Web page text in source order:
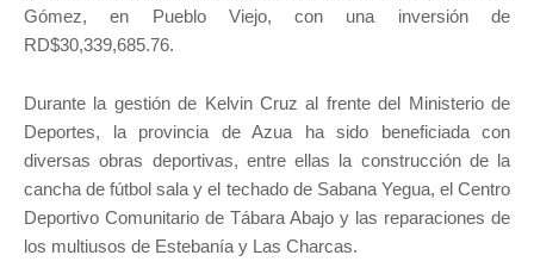
Gómez, en Pueblo Viejo, con una inversión de
RD$30,339,685.76.
Durante la gestión de Kelvin Cruz al frente del Ministerio de
Deportes, la provincia de Azua ha sido beneficiada con
diversas obras deportivas, entre ellas la construcción de la
cancha de fútbol sala y el techado de Sabana Yegua, el Centro
Deportivo Comunitario de Tábara Abajo y las reparaciones de
los multiusos de Estebanía y Las Charcas.